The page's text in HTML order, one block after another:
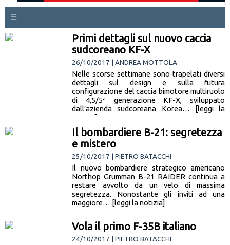
☰
Primi dettagli sul nuovo caccia
sudcoreano KF-X
26/10/2017 | ANDREA MOTTOLA
Nelle scorse settimane sono trapelati diversi
dettagli sul design e sulla futura
configurazione del caccia bimotore multiruolo
di 4,5/5ª generazione KF-X, sviluppato
dall’azienda sudcoreana Korea… [leggi la
notizia]
Il bombardiere B-21: segretezza
e mistero
25/10/2017 | PIETRO BATACCHI
Il nuovo bombardiere strategico americano
Northop Grumman B-21 RAIDER continua a
restare avvolto da un velo di massima
segretezza. Nonostante gli inviti ad una
maggiore… [leggi la notizia]
Vola il primo F-35B italiano
24/10/2017 | PIETRO BATACCHI